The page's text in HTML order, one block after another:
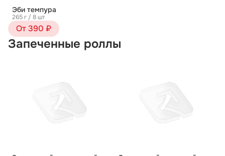
Эби темпура
265 г / 8 шт
От 390 ₽
Запеченные роллы